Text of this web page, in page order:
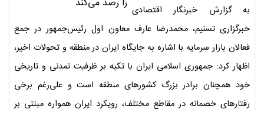
به گزارش خبرنگار اقتصادی
خبرگزاری تسنیم، محمدرضا عارف معاون اول رئیس‌جمهور در جمع
فعالان بازار سرمایه با اشاره به جایگاه ایران در منطقه و تحولات اخیر،
اظهار کرد: جمهوری اسلامی ایران با تکیه بر ظرفیت تمدنی و تاریخی
خود همچنان برادر بزرگ کشورهای منطقه است و علی‌رغم برخی
رفتارهای خصمانه در مقاطع مختلف، رویکرد ایران همواره مبتنی بر